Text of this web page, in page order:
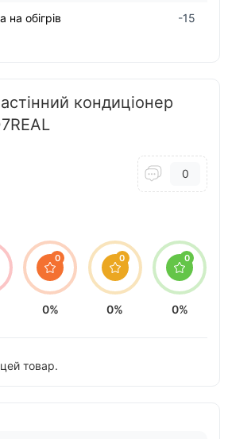
на обігрів
-15
кондиціонер
0
0
0%
0
0%
0
0%
товар.